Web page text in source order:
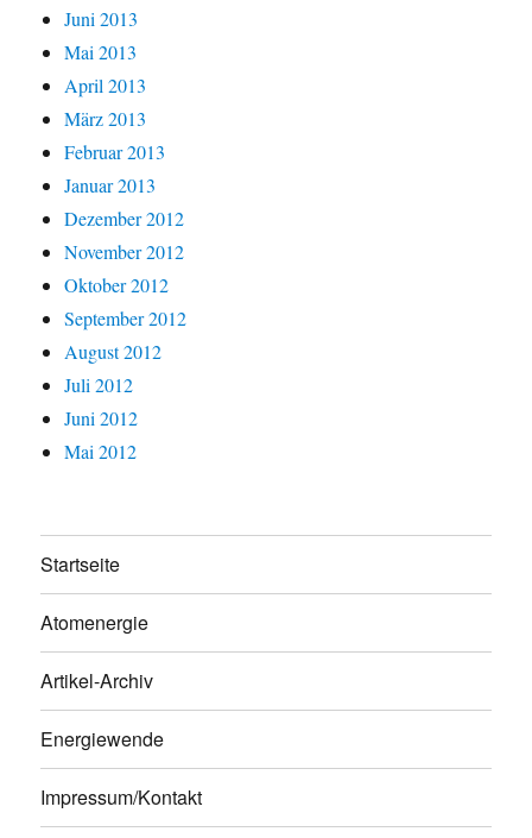
Juni 2013
Mai 2013
April 2013
März 2013
Februar 2013
Januar 2013
Dezember 2012
November 2012
Oktober 2012
September 2012
August 2012
Juli 2012
Juni 2012
Mai 2012
Startseite
Atomenergie
Artikel-Archiv
Energiewende
Impressum/Kontakt